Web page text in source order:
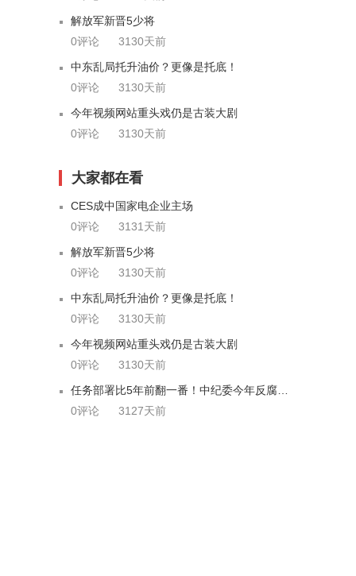
解放军新晋5少将
0评论
3130天前
中东乱局托升油价？更像是托底！
0评论
3130天前
今年视频网站重头戏仍是古装大剧
0评论
3130天前
大家都在看
CES成中国家电企业主场
0评论
3131天前
解放军新晋5少将
0评论
3130天前
中东乱局托升油价？更像是托底！
0评论
3130天前
今年视频网站重头戏仍是古装大剧
0评论
3130天前
0评论
3127天前